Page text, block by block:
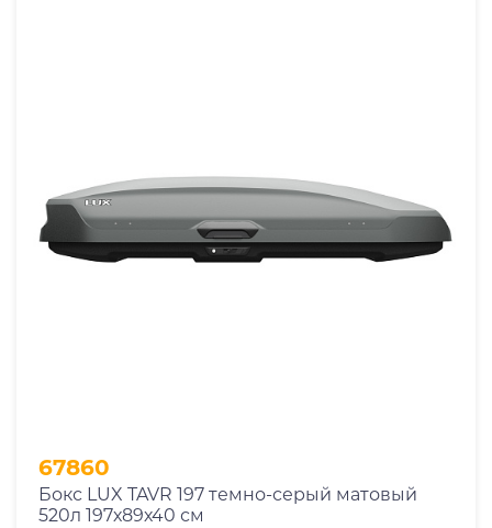
67860
Бокс LUX TAVR 197 темно-серый матовый
520л 197х89х40 см